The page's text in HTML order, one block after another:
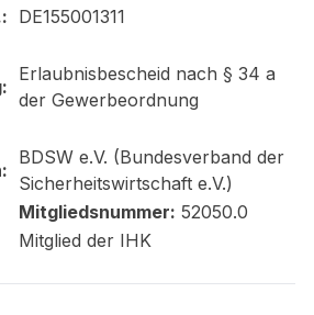
DE155001311
Erlaubnisbescheid nach § 34 a
der Gewerbeordnung
BDSW e.V. (Bundesverband der
Sicherheitswirtschaft e.V.)
Mitgliedsnummer: 52050.0
Mitglied der IHK